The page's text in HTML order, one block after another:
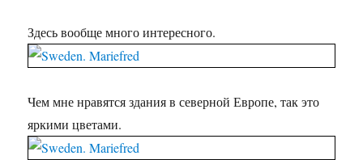
Здесь вообще много интересного.
Чем мне нравятся здания в северной Европе, так это
яркими цветами.